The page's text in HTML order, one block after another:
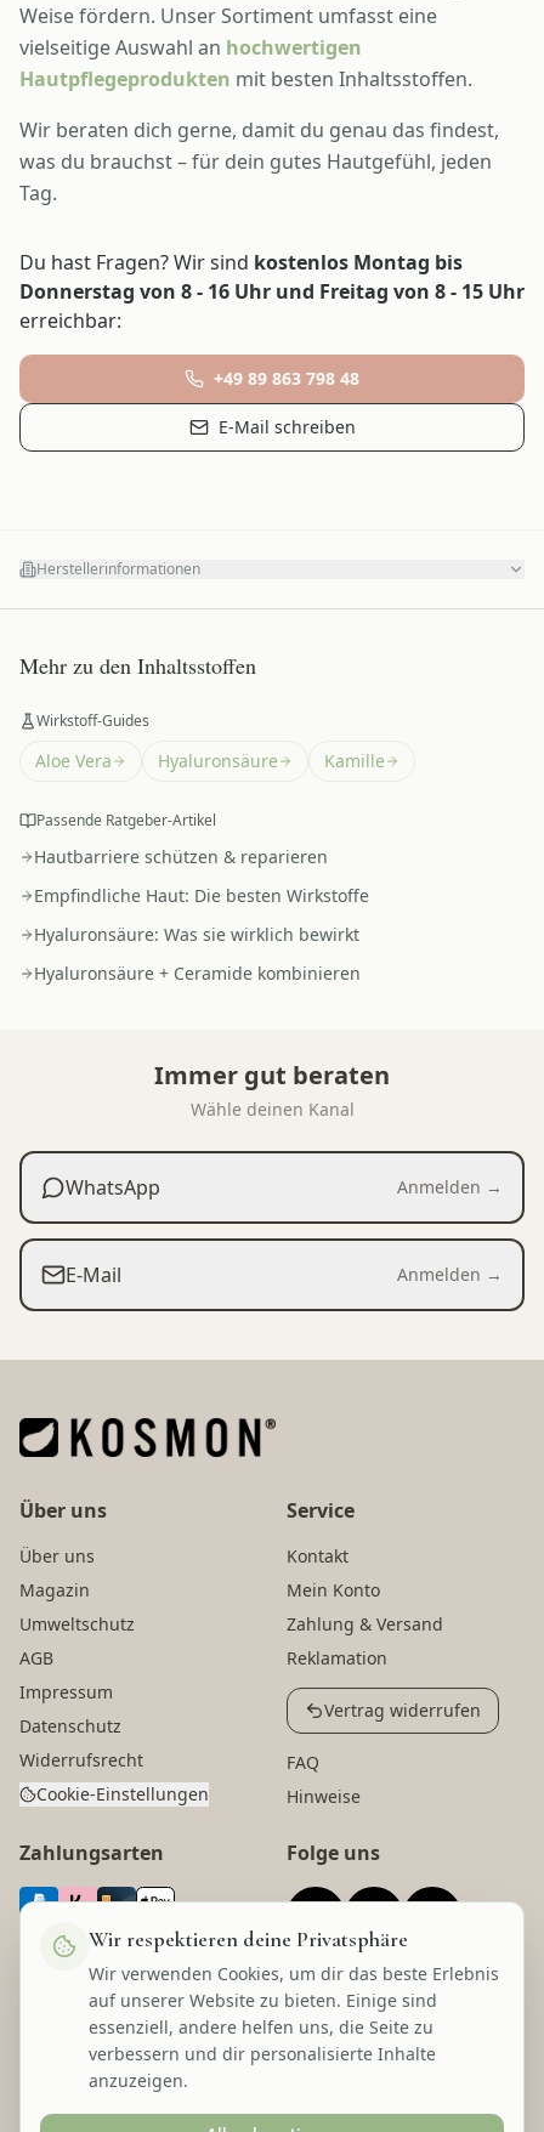
Wir respektieren deine Privatsphäre
Wir verwenden Cookies, um dir das beste Erlebnis
auf unserer Website zu bieten. Einige sind
essenziell, andere helfen uns, die Seite zu
verbessern und dir personalisierte Inhalte
anzuzeigen.
Weise fördern. Unser Sortiment umfasst eine
vielseitige Auswahl an hochwertigen
Hautpflegeprodukten mit besten Inhaltsstoffen.
Wir beraten dich gerne, damit du genau das findest,
was du brauchst – für dein gutes Hautgefühl, jeden
Tag.
Du hast Fragen? Wir sind kostenlos Montag bis
Donnerstag von 8 - 16 Uhr und Freitag von 8 - 15 Uhr
erreichbar:
+49 89 863 798 48
E-Mail schreiben
Herstellerinformationen
Mehr zu den Inhaltsstoffen
Wirkstoff-Guides
Aloe Vera Hyaluronsäure Kamille
Passende Ratgeber-Artikel
Hautbarriere schützen & reparieren
Empfindliche Haut: Die besten Wirkstoffe
Hyaluronsäure: Was sie wirklich bewirkt
Hyaluronsäure + Ceramide kombinieren
Immer gut beraten
Wähle deinen Kanal
WhatsApp Anmelden →
E-Mail Anmelden →
Über uns
Über uns
Magazin
Umweltschutz
AGB
Impressum
Datenschutz
Widerrufsrecht
Cookie-Einstellungen
Service
Kontakt
Mein Konto
Zahlung & Versand
Reklamation
Vertrag widerrufen
FAQ
Hinweise
Zahlungsarten
Versandarten
Folge uns
Auszeichnungen